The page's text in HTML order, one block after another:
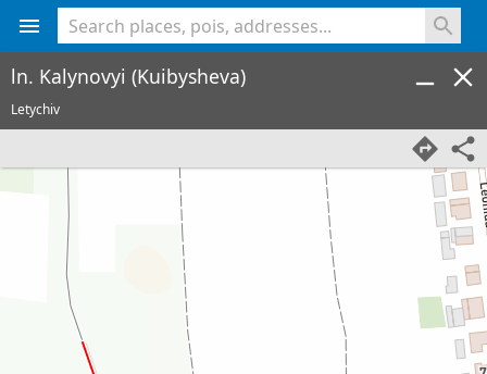
ln. Kalynovyi (Kuibysheva)
Letychiv
<% console.log(hcard) %>